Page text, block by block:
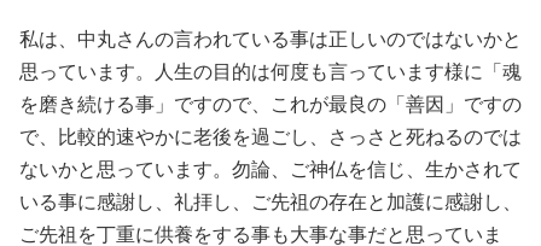
私は、中丸さんの言われている事は正しいのではないかと
思っています。人生の目的は何度も言っています様に「魂
を磨き続ける事」ですので、これが最良の「善因」ですの
で、比較的速やかに老後を過ごし、さっさと死ねるのでは
ないかと思っています。勿論、ご神仏を信じ、生かされて
いる事に感謝し、礼拝し、ご先祖の存在と加護に感謝し、
ご先祖を丁重に供養をする事も大事な事だと思っていま